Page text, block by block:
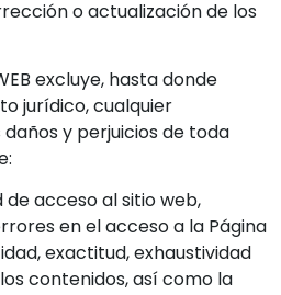
o actualización de los
excluye, hasta donde
jurídico, cualquier
y perjuicios de toda
de acceso al sitio web,
en el acceso a la Página
exactitud, exhaustividad
contenidos, así como la